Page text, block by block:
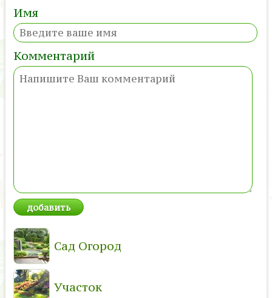
Имя
Комментарий
Сад Огород
Участок